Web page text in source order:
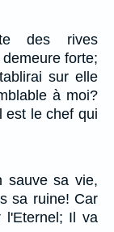
des rives
forte;
sur elle
à moi?
est le chef qui
sauve sa vie,
sa ruine! Car
l'Eternel; Il va